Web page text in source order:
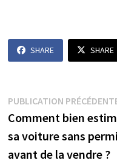
SHARE SHARE
Navigation
de
l’article
PUBLICATION
Comment bien
sa voiture sans
avant de la vendre ?